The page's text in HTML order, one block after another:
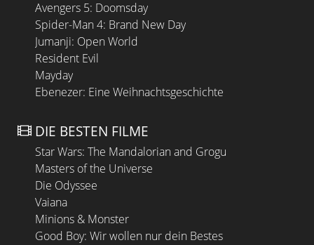
Avengers 5: Doomsday
Spider-Man 4: Brand New Day
Jumanji: Open World
Resident Evil
Mayday
Ebenezer: Eine Weihnachtsgeschichte
DIE BESTEN FILME
Star Wars: The Mandalorian and Grogu
Masters of the Universe
Die Odyssee
Vaiana
Minions & Monster
Good Boy: Wir wollen nur dein Bestes